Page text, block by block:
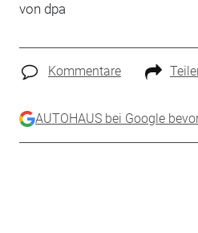
von dpa
Kommentare
AUTOHAUS bei Google